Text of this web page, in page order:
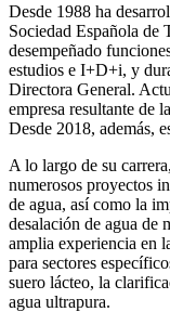
Desde 1988 ha
Sociedad Española de
desempeñado
estudios e I+D+i, y
Directora General.
empresa resultante
Desde 2018, además,
A lo largo de su
numerosos proyectos
de agua, así como la
desalación de agua de
amplia experiencia en
para sectores
suero lácteo, la
agua ultrapura.